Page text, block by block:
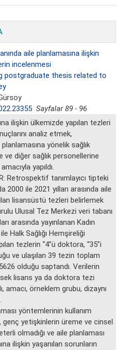
aile planlamasına ilişkin
incelenmesi
postgraduate thesis related to
Sayfalar 89 - 96
ilişkin ülkemizde yapılan tezleri
analiz etmek,
yönelik sağlık
diğer sağlık personellerine
yapıldı.
Retrospektif tanımlayıcı tipteki
2000 ile 2021 yılları arasında aile
lisansüstü tezleri belirlemek
Ulusal Tez Merkezi veri tabanı
arasında yayınlanan Kadın
Halk Sağlığı Hemşireliği
tezlerin “4”ü doktora, “35”i
ve ulaşılan 39 tezin toplam
olduğu saptandı. Verilerin
lisans ya da doktora tezi
amacı, örneklem grubu, dizaynı
yöntemlerinin kullanım
genç yetişkinlerin üreme ve cinsel
olmadığı ve aile planlaması
ilişkin yaşanılan sorunların